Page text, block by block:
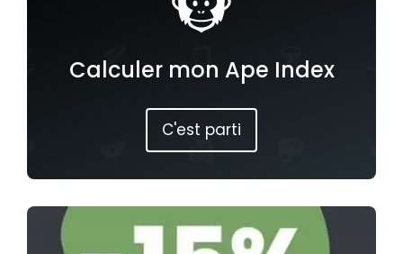
Calculer mon Ape Index
C'est parti